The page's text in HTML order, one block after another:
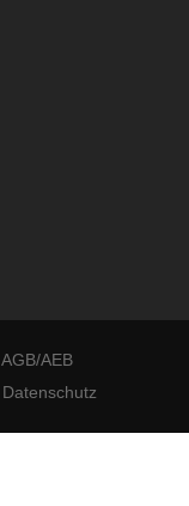
AGB/AEB
Datenschutz